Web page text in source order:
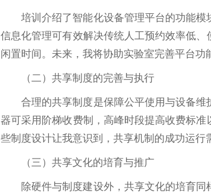
培训介绍了智能化设备管理平台的功能
信息化管理可有效解决传统人工预约效率低
闲置时间。未来，我将协助实验室完善平台功
（二）共享制度的完善与执行
合理的共享制度是保障公平使用与设备
器可采用阶梯收费制，高峰时段提高收费标
些制度设计让我意识到，共享机制的成功运行
（三）共享文化的培育与推广
除硬件与制度建设外，共享文化的培育